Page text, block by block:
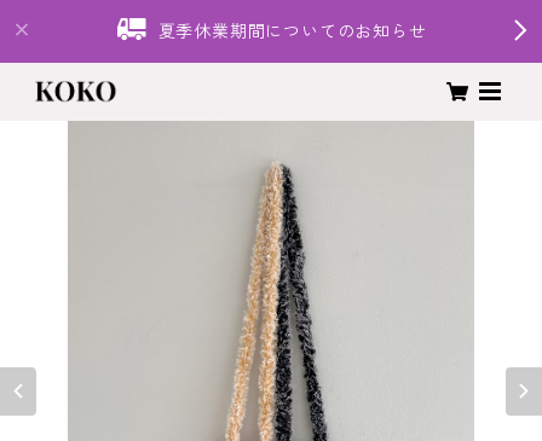
夏季休業期間についてのお知らせ